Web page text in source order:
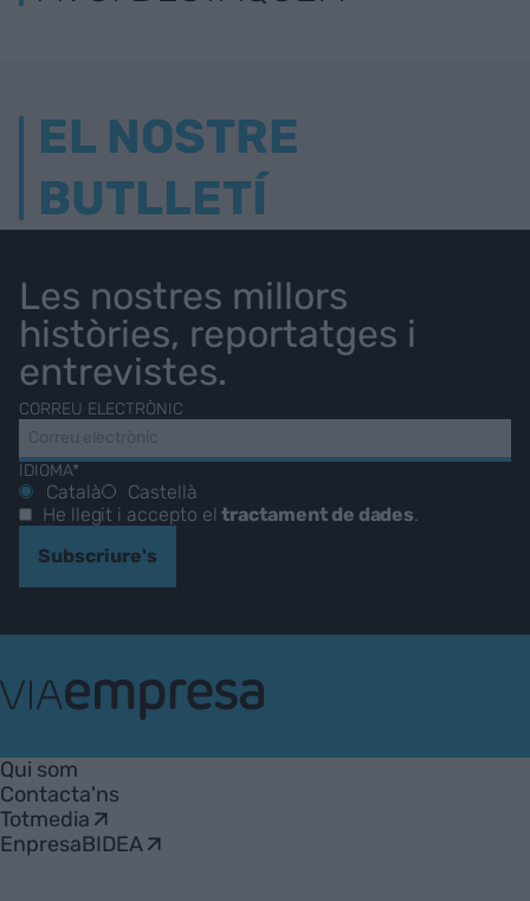
EL NOSTRE
BUTLLETÍ
Les nostres millors
històries, reportatges i
entrevistes.
CORREU ELECTRÒNIC
IDIOMA*
Català
Castellà
He llegit i accepto eltractament de dades
Subscriure's
Empresa
Qui som
Contacta'ns
Totmedia
EnpresaBIDEA